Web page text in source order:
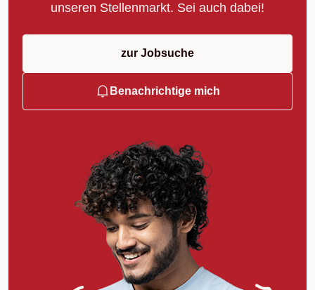
unseren Stellenmarkt. Sei auch dabei!
zur Jobsuche
Benachrichtige mich